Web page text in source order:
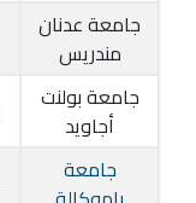
جامعة عدنان
مندريس
جامعة بولنت
أجاويد
جامعة